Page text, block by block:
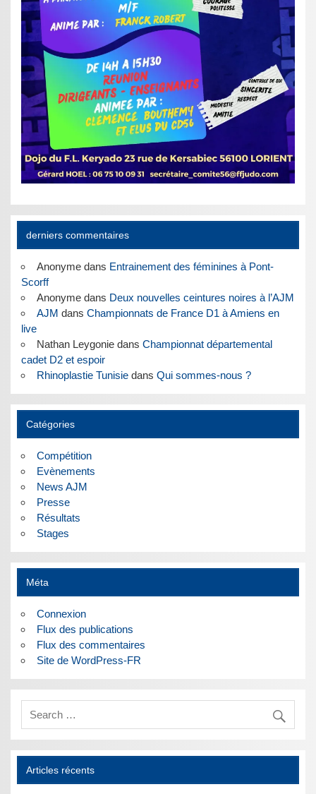
derniers commentaires
Anonymedans Entrainement des féminines à Pont-
Scorff
Anonymedans Deux nouvelles ceintures noires à l’AJM
AJM dans Championnats de France D1 à Amiens en
live
Nathan Leygoniedans Championnat départemental
cadet D2 et espoir
Rhinoplastie Tunisiedans Qui sommes-nous ?
Catégories
Compétition
Evènements
News AJM
Presse
Résultats
Stages
Méta
Connexion
Flux des publications
Flux des commentaires
Site de WordPress-FR
Articles récents